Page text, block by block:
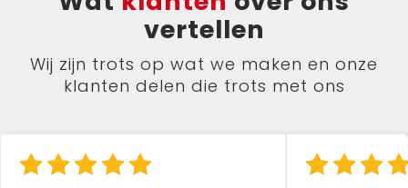
vertellen
Wij zijn trots op wat we maken en onze
klanten delen die trots met ons